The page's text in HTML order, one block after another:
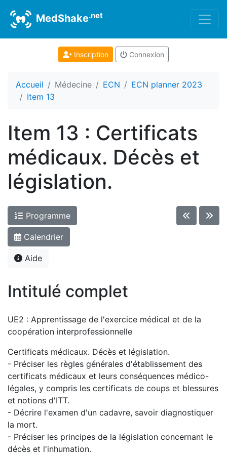
MedShake.net
Inscription Connexion
Accueil Médecine ECN
ECN planner 2023
Item 13
Item 13 : Certificats
médicaux. Décès et
législation.
Programme
Calendrier
Aide
Intitulé complet
UE2 : Apprentissage de l'exercice médical et de la
coopération interprofessionnelle
Certificats médicaux. Décès et législation.
- Préciser les règles générales d'établissement des
certificats médicaux et leurs conséquences médico-
légales, y compris les certificats de coups et blessures
et notions d'ITT.
- Décrire l'examen d'un cadavre, savoir diagnostiquer
la mort.
- Préciser les principes de la législation concernant le
décès et l'inhumation.